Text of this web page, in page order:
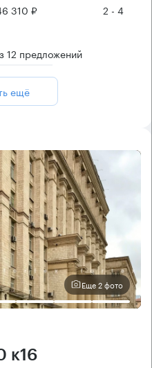
310 ₽ 2 - 4
12 предложений
ещё
Еще 2 фото
к16